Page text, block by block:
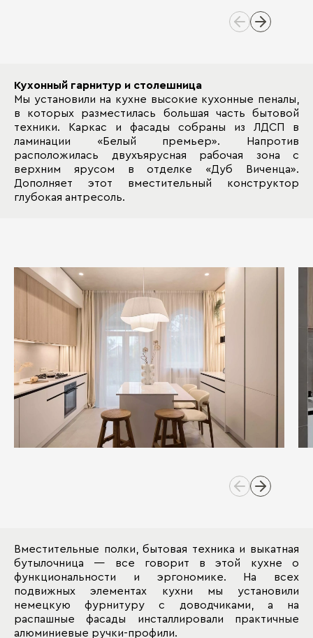
Кухонный гарнитур и столешница
Мы установили на кухне высокие кухонные пеналы,
в которых разместилась большая часть бытовой
техники. Каркас и фасады собраны из ЛДСП в
ламинации «Белый премьер». Напротив
расположилась двухъярусная рабочая зона с
верхним ярусом в отделке «Дуб Виченца».
Дополняет этот вместительный конструктор
глубокая антресоль.
Вместительные полки, бытовая техника и выкатная
бутылочница — все говорит в этой кухне о
функциональности и эргономике. На всех
подвижных элементах кухни мы установили
немецкую фурнитуру с доводчиками, а на
распашные фасады инсталлировали практичные
алюминиевые ручки-профили.